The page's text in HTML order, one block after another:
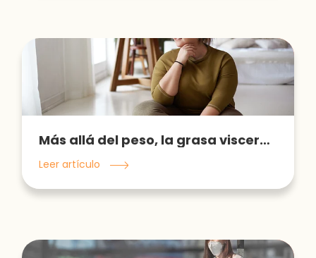
Más allá del peso, la grasa visceral como indicador de obesidad
Leer artículo